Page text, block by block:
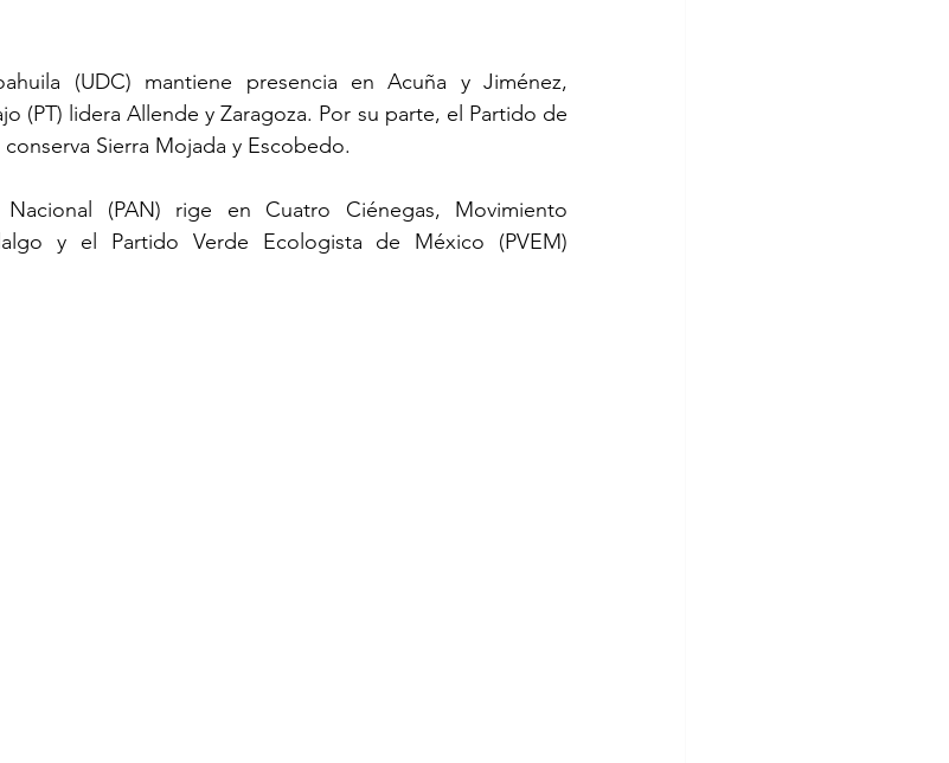
(UDC) mantiene presencia en Acuña y Jiménez,
(PT) lidera Allende y Zaragoza. Por su parte, el Partido de
Sierra Mojada y Escobedo.
(PAN) rige en Cuatro Ciénegas, Movimiento
y el Partido Verde Ecologista de México (PVEM)